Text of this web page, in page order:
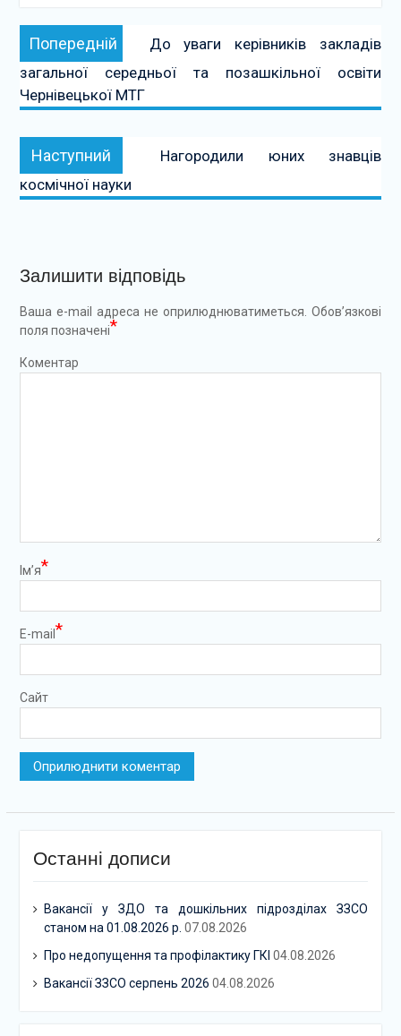
Навігація
записів
Попередній Попередній:
До уваги керівників закладів
загальної середньої та позашкільної освіти
Чернівецької МТГ
Наступний Наступний:
Нагородили юних знавців
космічної науки
Залишити відповідь
Ваша e-mail адреса не оприлюднюватиметься. Обов’язкові
поля позначені*
Коментар
Ім’я*
E-mail *
Сайт
Останні дописи
Вакансії у ЗДО та дошкільних підрозділах ЗЗСО
станом на 01.08.2026 р. 07.08.2026
Про недопущення та профілактику ГКІ 04.08.2026
Вакансії ЗЗСО серпень 2026 04.08.2026